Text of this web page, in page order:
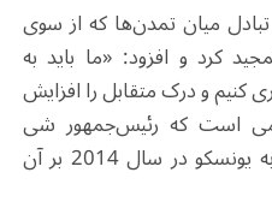
میان تمدن‌ها که از سوی
کرد و افزود: «ما باید به
کنیم و درک متقابل را افزایش
است که رئیس‌جمهور شی
جین‌پینگ در سفر تاریخی خود به یونسکو در سال 2014 بر آن